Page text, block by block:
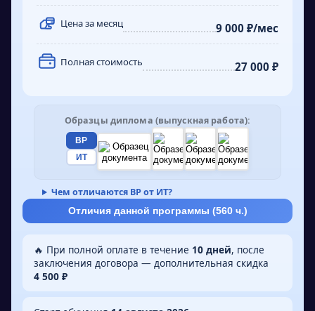
(пескопроявления, АСПО, коррозия)
проектной документации по эксплуатации
скважин и промыслового оборудования
Они также освещают последние технологии и
требования к охране окружающей среды.
Цена за месяц 9 000 ₽/мес
Полная стоимость 27 000 ₽
Образцы диплома (выпускная работа):
ВР
ИТ
Чем отличаются ВР от ИТ?
Отличия данной программы (560ч.)
🔥 При полной оплате в течение 10 дней, после
заключения договора — дополнительная скидка
4 500 ₽